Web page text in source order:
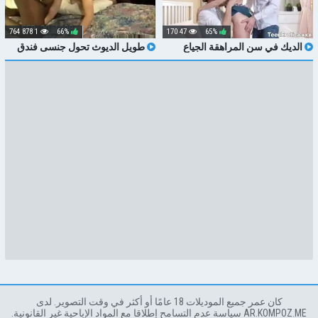
الديك في سن المراهقة الجياع
كورنيليا كوين لديه كل من الثقوب
65%
47 170
طويل الديوث تحول جنسى فندق
اللعنة بي بي سي موانئ دبي
66%
1 878 764
كان عمر جميع الموديلات 18 عامًا أو أكثر في وقت التصوير. لدى
AR.KOMPOZ.ME سياسة عدم التسامح إطلاقا مع المواد الإباحية غير القانونية.